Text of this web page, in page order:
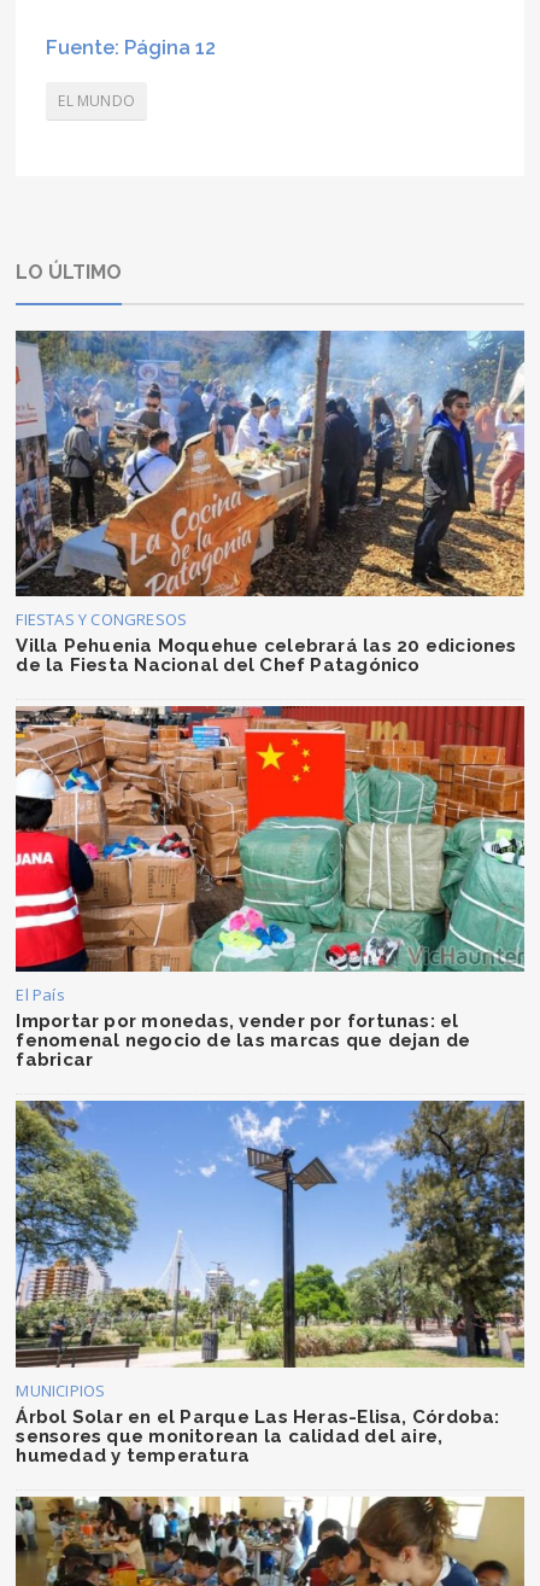
Fuente: Página 12
EL MUNDO
LO ÚLTIMO
FIESTAS Y CONGRESOS
Villa Pehuenia Moquehue celebrará las 20 ediciones
de la Fiesta Nacional del Chef Patagónico
El País
Importar por monedas, vender por fortunas: el
fenomenal negocio de las marcas que dejan de
fabricar
MUNICIPIOS
Árbol Solar en el Parque Las Heras-Elisa, Córdoba:
sensores que monitorean la calidad del aire,
humedad y temperatura